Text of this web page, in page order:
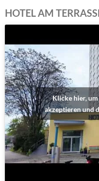
HOTEL AM
Klicke hier,
akzeptieren und